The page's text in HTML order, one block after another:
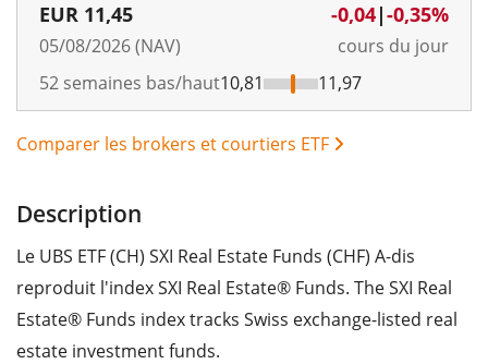
EUR 11,45
05/08/2026 (NAV)
-0,04|-0,35%
cours du jour
52 semaines bas/haut10,81 11,97
Comparer les brokers et courtiers ETF
Description
Le UBS ETF (CH) SXI Real Estate Funds (CHF) A-dis
reproduit l'index SXI Real Estate® Funds. The SXI Real
Estate® Funds index tracks Swiss exchange-listed real
estate investment funds.